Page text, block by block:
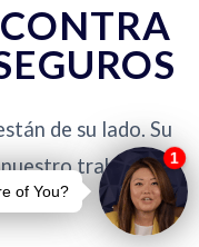
de su lado. Su
trabajo es